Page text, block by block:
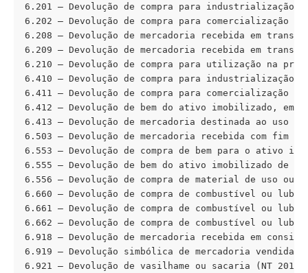
6.201 – Devolução de compra para industrialização
6.202 – Devolução de compra para comercialização
6.208 – Devolução de mercadoria recebida em
6.209 – Devolução de mercadoria recebida em
6.210 – Devolução de compra para utilização na
6.410 – Devolução de compra para industrialização
6.411 – Devolução de compra para comercialização
6.412 – Devolução de bem do ativo imobilizado, em
6.413 – Devolução de mercadoria destinada ao uso
6.503 – Devolução de mercadoria recebida com fim
6.553 – Devolução de compra de bem para o ativo
6.555 – Devolução de bem do ativo imobilizado de
6.556 – Devolução de compra de material de uso ou
6.660 – Devolução de compra de combustível ou
6.661 – Devolução de compra de combustível ou
6.662 – Devolução de compra de combustível ou
6.918 – Devolução de mercadoria recebida em
6.919 – Devolução simbólica de mercadoria
6.921 – Devolução de vasilhame ou sacaria (NT